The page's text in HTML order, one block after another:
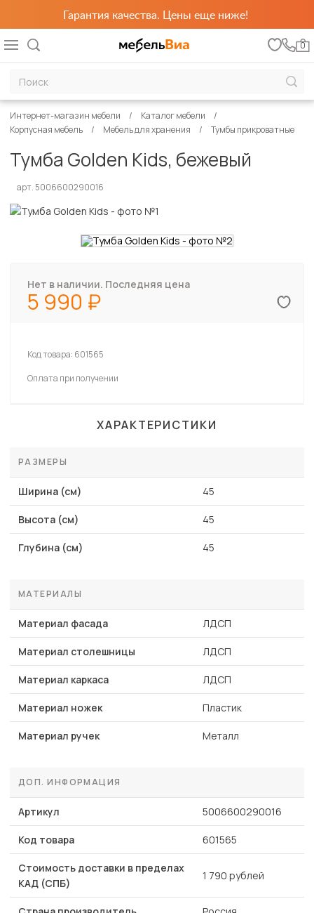
Гарантия качества. Цены еще ниже!
0
Интернет-магазин мебели
Каталог мебели
Корпусная мебель
Мебель для хранения Тумбы прикроватные
Тумба Golden Kids, бежевый
арт. 5006600290016
Нет в наличии. Последняя цена
5 990
Код товара: 601565
Оплата при получении
ХАРАКТЕРИСТИКИ
РАЗМЕРЫ
Ширина (см) 45
Высота (см) 45
Глубина (см) 45
МАТЕРИАЛЫ
Материал фасада ЛДСП
Материал столешницы ЛДСП
Материал каркаса ЛДСП
Материал ножек Пластик
Материал ручек Металл
ДОП. ИНФОРМАЦИЯ
Артикул 5006600290016
Код товара 601565
Стоимость доставки в пределах
КАД (СПБ)
1 790 рублей